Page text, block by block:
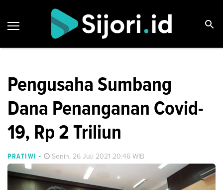
Pengusaha Sumbang
Dana Penanganan Covid-
19, Rp 2 Triliun
PRATIWI - Senin, 26 Juli 2021 20:46 WIB